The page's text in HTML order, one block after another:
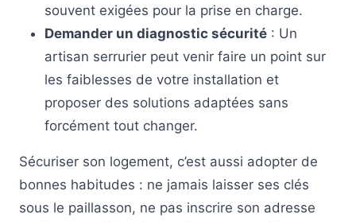
souvent exigées pour la prise en charge.
Demander un diagnostic sécurité : Un
artisan serrurier peut venir faire un point sur
les faiblesses de votre installation et
proposer des solutions adaptées sans
forcément tout changer.
Sécuriser son logement, c’est aussi adopter de
bonnes habitudes : ne jamais laisser ses clés
sous le paillasson, ne pas inscrire son adresse